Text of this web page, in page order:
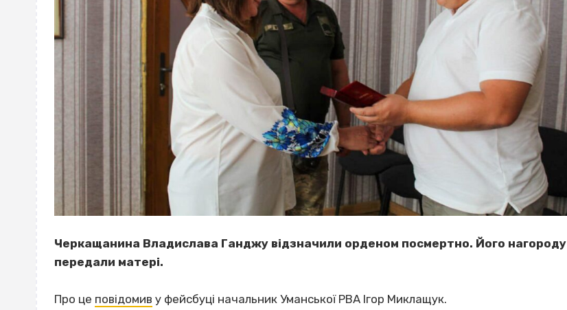
Черкащанина Владислава Ганджу відзначили орденом посмертно. Його нагороду
передали матері.
Про це повідомив у фейсбуці начальник Уманської РВА Ігор Миклащук.